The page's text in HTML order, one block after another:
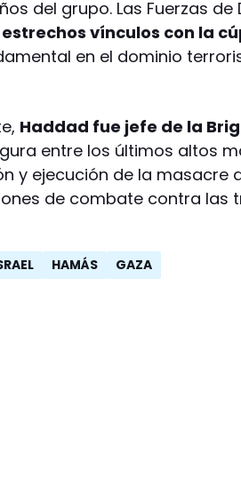
del grupo. Las Fuerzas
vínculos con la
en el dominio
Haddad fue jefe de la
entre los últimos altos
y ejecución de la masacre
de combate contra las
HAMÁS GAZA